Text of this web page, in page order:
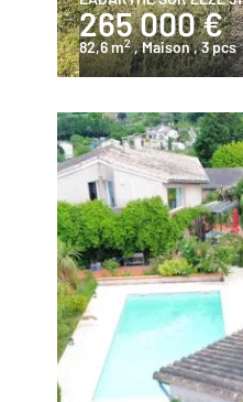
265 000 €
82,6 m2 , Maison, 3 pcs